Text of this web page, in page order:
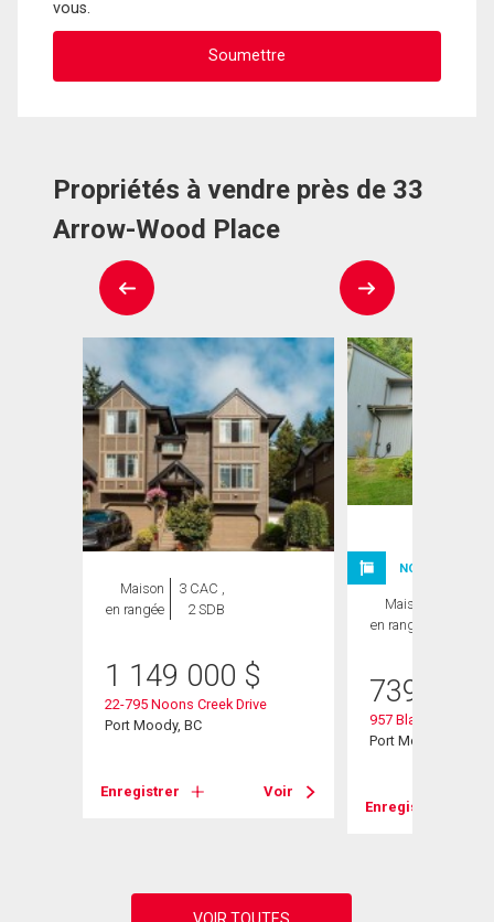
vous.
Propriétés à vendre près de 33
Arrow-Wood Place
Maison
en rangée
3 CAC ,
2 SDB
1 149 000 $
22-795 Noons Creek Drive
Port Moody, BC
Enregistrer Voir
NOUVELLE
Maison
en rangée
739 000
957 Blackstock
Port Moody, BC
Enregistrer